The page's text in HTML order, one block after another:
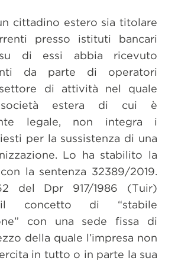
cittadino estero sia titolare
presso istituti bancari
di essi abbia ricevuto
da parte di operatori
di attività nel quale
estera di cui è
legale, non integra i
per la sussistenza di una
Lo ha stabilito la
la sentenza 32389/2019.
del Dpr 917/1986 (Tuir)
il concetto di “stabile
con una sede fissa di
della quale l’impresa non
in tutto o in parte la sua